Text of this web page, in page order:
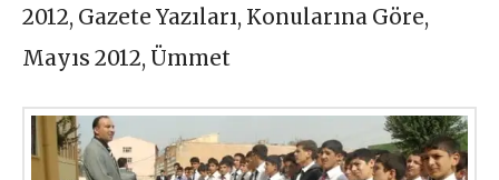
2012, Gazete Yazıları, Konularına Göre,
Mayıs 2012, Ümmet